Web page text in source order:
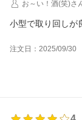
お～い！酒(笑)さ
小型で取り回しが
注文日：2025/09/30